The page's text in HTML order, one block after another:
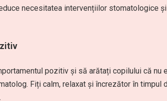
necesitatea intervențiilor stomatologice
pozitiv și să arătați copilului că nu
Fiți calm, relaxat și încrezător în timpul